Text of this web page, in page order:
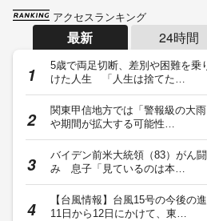
アクセスランキング
最新 24時間
5歳で両足切断、差別や困難を乗
けた人生 「人生は捨てた…
関東甲信地方では「警報級の大
や期間が拡大する可能性…
バイデン前米大統領（83）がん
み 息子「見ているのは本…
【台風情報】台風15号の今後の
11日から12日にかけて、東…